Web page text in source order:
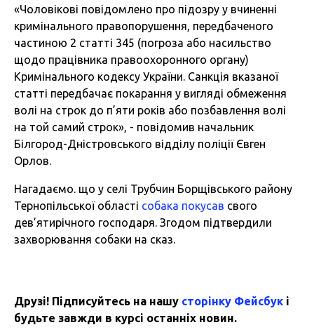
«Чоловікові повідомлено про підозру у вчиненні
кримінального правопорушення, передбаченого
частиною 2 статті 345 (погроза або насильство
щодо працівника правоохоронного органу)
Кримінального кодексу України. Санкція вказаної
статті передбачає покарання у вигляді обмеження
волі на строк до п’яти років або позбавлення волі
на той самий строк», - повідомив начальник
Білгород-Дністровського відділу поліції Євген
Орлов.
Нагадаємо. що у селі Трубчин Борщівського району
Тернопільської області собака покусав свого
дев’ятирічного господаря. Згодом підтвердили
захворювання собаки на сказ.
Друзі! Підписуйтесь на нашу сторінку Фейсбук і
будьте завжди в курсі останніх новин.